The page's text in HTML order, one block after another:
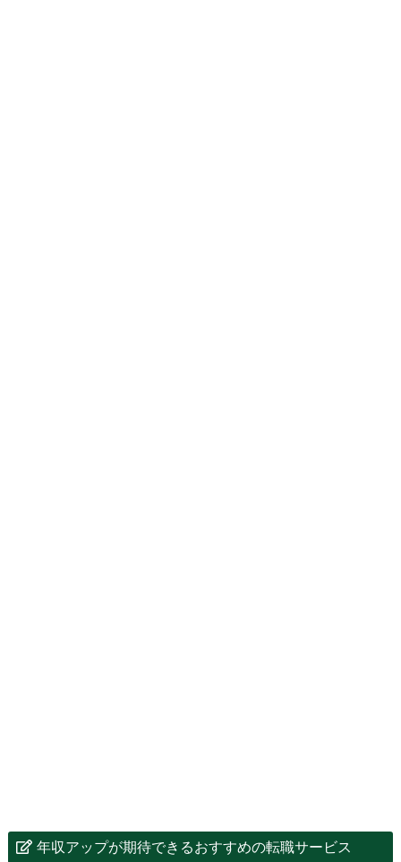
年収アップが期待できるおすすめの転職サービス